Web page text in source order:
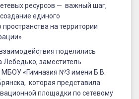
ресурсов — важный шаг,
единого
пространства на территории
поделились
Лебедько, заместитель
МБОУ «Гимназия №3 имени Б.В.
которая представила
площадки по сетевому